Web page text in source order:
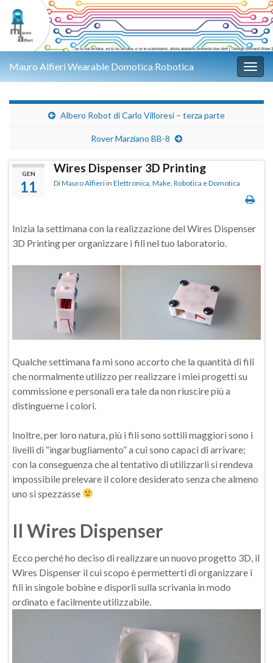
Mauro Alfieri Wearable Domotica Robotica
Albero Robot di Carlo Villoresi – terza parte
Rover Marziano BB-8
GEN
11
Wires Dispenser 3D Printing
DiMauro Alfieri in Elettronica, Make, Robotica e Domotica
Inizia la settimana con la realizzazione del Wires Dispenser
3D Printing per organizzare i fili nel tuo laboratorio.
Qualche settimana fa mi sono accorto che la quantità di fili
che normalmente utilizzo per realizzare i miei progetti su
commissione e personali era tale da non riuscire più a
distinguerne i colori.
Inoltre, per loro natura, più i fili sono sottili maggiori sono i
livelli di “ingarbugliamento” a cui sono capaci di arrivare;
con la conseguenza che al tentativo di utilizzarli si rendeva
impossibile prelevare il colore desiderato senza che almeno
uno si spezzasse
Il Wires Dispenser
Ecco perché ho deciso di realizzare un nuovo progetto 3D, il
Wires Dispenser il cui scopo è permetterti di organizzare i
fili in singole bobine e disporli sulla scrivania in modo
ordinato e facilmente utilizzabile.